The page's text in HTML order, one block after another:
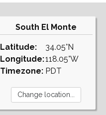
South El Monte
Latitude:
Longitude:
Timezone:
34.05°N
118.05°W
PDT